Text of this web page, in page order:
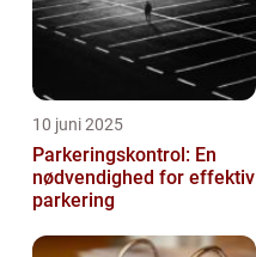
10 juni 2025
Parkeringskontrol: En
nødvendighed for effektiv
parkering